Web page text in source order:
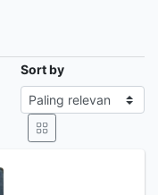
Sort by